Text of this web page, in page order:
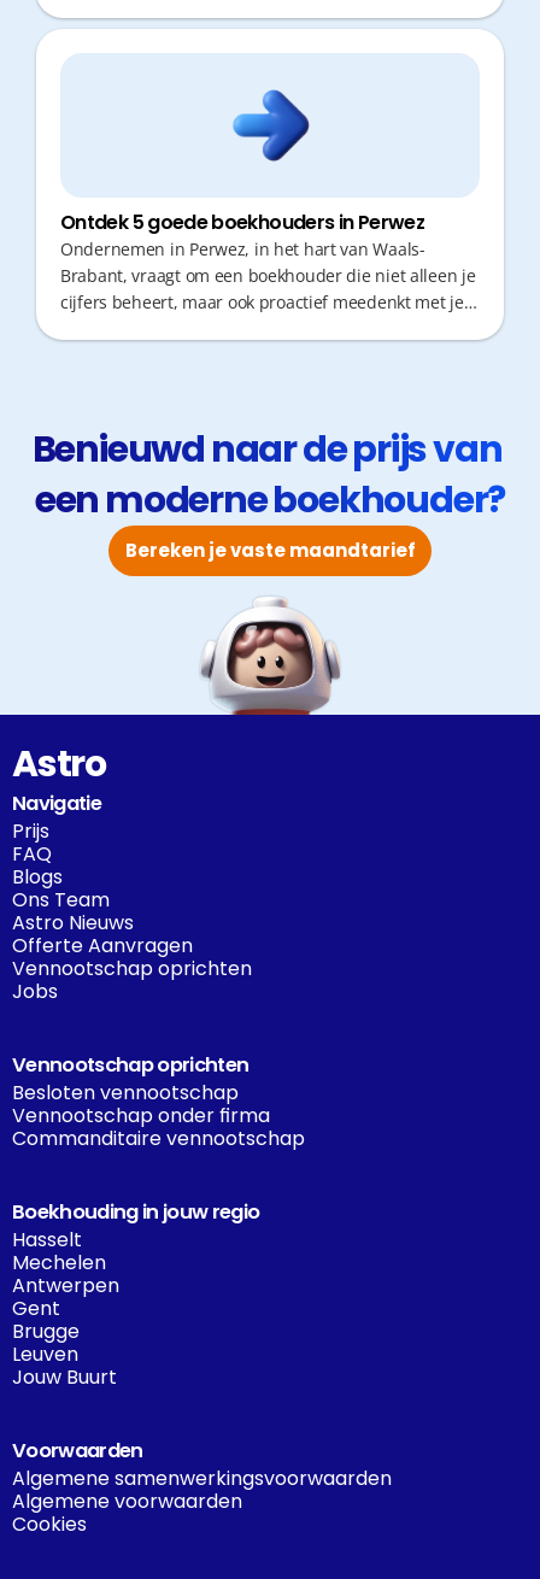
Ontdek 5 goede boekhouders in Perwez
Ondernemen in Perwez, in het hart van Waals-
Brabant, vraagt om een boekhouder die niet alleen je
cijfers beheert, maar ook proactief meedenkt met je
houden en te laten groeien zonder zorgen.
Benieuwd naar de prijs van
een moderne boekhouder?
Bereken je vaste maandtarief
Astro
Navigatie
Prijs
FAQ
Blogs
Ons Team
Astro Nieuws
Offerte Aanvragen
Vennootschap oprichten
Jobs
Vennootschap oprichten
Besloten vennootschap
Vennootschap onder firma
Commanditaire vennootschap
Boekhouding in jouw regio
Hasselt
Mechelen
Antwerpen
Gent
Brugge
Leuven
Jouw Buurt
Voorwaarden
Algemene samenwerkingsvoorwaarden
Algemene voorwaarden
Cookies